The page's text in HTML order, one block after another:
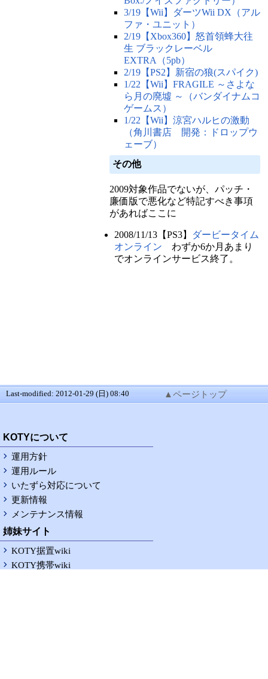
3/19【Wii】ダーツWii DX（アル
ファ・ユニット）
2/19【Xbox360】怒首領蜂大往
生 ブラックレーベル
EXTRA（5pb）
2/19【PS2】新宿の狼(スパイク)
1/22【Wii】FRAGILE ～さよな
ら月の廃墟 ～（バンダイナムコ
ゲームス）
1/22【Wii】涼宮ハルヒの激動
（角川書店 開発：ドロップウ
ェーブ）
その他
2009対象作品でないが、パッチ・
廉価版で悪化など特記すべき事項
があればここに
2008/11/13【PS3】
ダービータイム
オンライン わずか6か月あまり
でオンラインサービス終了。
Last-modified: 2012-01-29 (日) 08:40 ▲ページトップ
KOTYについて
運用方針
運用ルール
いたずら対応について
更新情報
メンテナンス情報
姉妹サイト
KOTY据置wiki
KOTY携帯wiki